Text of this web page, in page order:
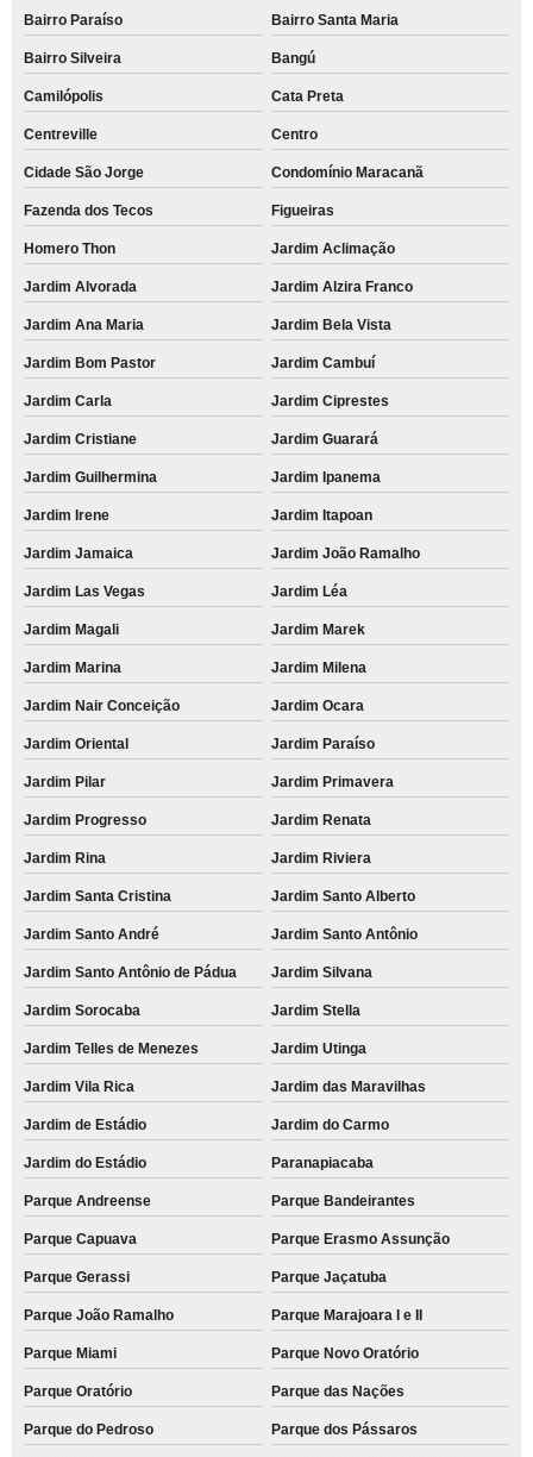
Bairro Paraíso Bairro Santa Maria
Bairro Silveira Bangú
Camilópolis Cata Preta
Centreville Centro
Cidade São Jorge Condomínio Maracanã
Fazenda dos Tecos Figueiras
Homero Thon Jardim Aclimação
Jardim Alvorada Jardim Alzira Franco
Jardim Ana Maria Jardim Bela Vista
Jardim Bom Pastor Jardim Cambuí
Jardim Carla Jardim Ciprestes
Jardim Cristiane Jardim Guarará
Jardim Guilhermina Jardim Ipanema
Jardim Irene Jardim Itapoan
Jardim Jamaica Jardim João Ramalho
Jardim Las Vegas Jardim Léa
Jardim Magali Jardim Marek
Jardim Marina Jardim Milena
Jardim Nair Conceição Jardim Ocara
Jardim Oriental Jardim Paraíso
Jardim Pilar Jardim Primavera
Jardim Progresso Jardim Renata
Jardim Rina Jardim Riviera
Jardim Santa Cristina Jardim Santo Alberto
Jardim Santo André Jardim Santo Antônio
Jardim Santo Antônio de Pádua Jardim Silvana
Jardim Sorocaba Jardim Stella
Jardim Telles de Menezes Jardim Utinga
Jardim Vila Rica Jardim das Maravilhas
Jardim de Estádio Jardim do Carmo
Jardim do Estádio Paranapiacaba
Parque Andreense Parque Bandeirantes
Parque Capuava Parque Erasmo Assunção
Parque Gerassi Parque Jaçatuba
Parque João Ramalho Parque Marajoara I e II
Parque Miami Parque Novo Oratório
Parque Oratório Parque das Nações
Parque do Pedroso Parque dos Pássaros